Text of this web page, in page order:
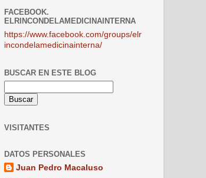
FACEBOOK.
ELRINCONDELAMEDICINAINTERNA
https://www.facebook.com/groups/elr
incondelamedicinainterna/
BUSCAR EN ESTE BLOG
VISITANTES
DATOS PERSONALES
Juan Pedro Macaluso